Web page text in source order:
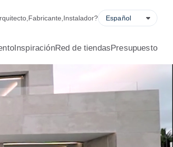
energético, solicitud de presupuesto y
Fabricante Instalador?
InspiraciónRed de tiendasPresupuesto